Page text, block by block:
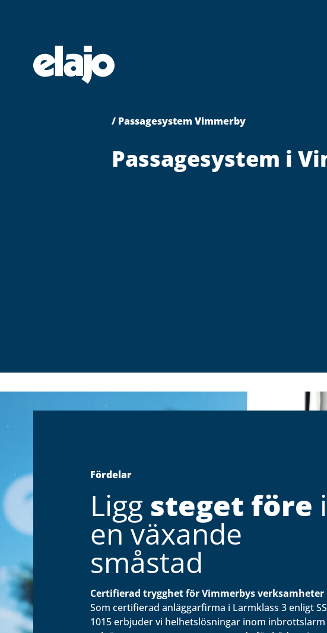
/ Passagesystem Vimmerby
Passagesystem i
Fördelar
Ligg steget före i
en växande
småstad
Certifierad trygghet för Vimmerbys verksamheter
Som certifierad anläggarfirma i Larmklass 3 enligt
1015 erbjuder vi helhetslösningar inom inbrottslarm